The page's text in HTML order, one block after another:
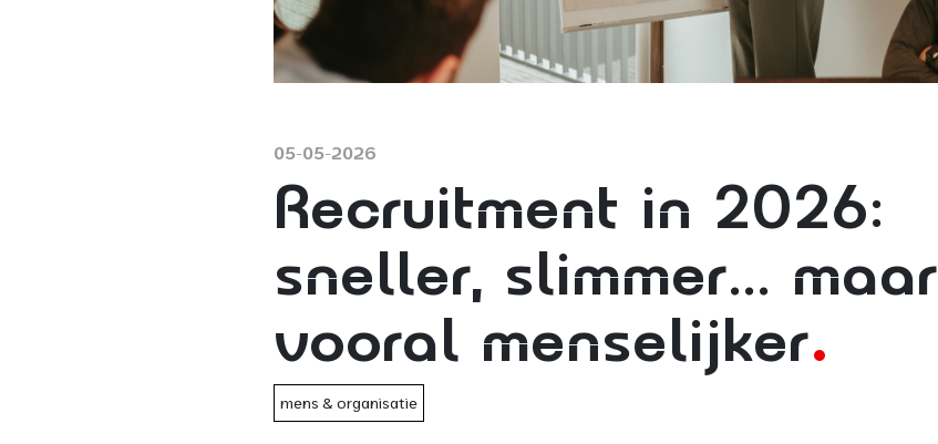
05-05-2026
Recruitment in 2026:
sneller, slimmer... maar
vooral menselijker
mens & organisatie